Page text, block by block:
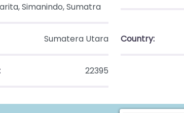
Simanindo, Sumatra
Sumatera Utara Country:
22395